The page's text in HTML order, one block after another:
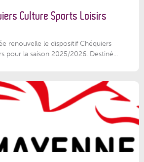
Culture Sports Loisirs
renouvelle le dispositif Chéquiers
pour la saison 2025/2026. Destiné...